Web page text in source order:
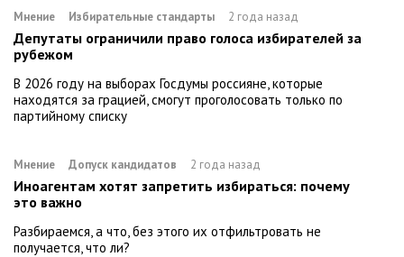
Мнение Избирательные стандарты 2 года назад
Депутаты ограничили право голоса избирателей за
рубежом
В 2026 году на выборах Госдумы россияне, которые
находятся за грацией, смогут проголосовать только по
партийному списку
Мнение Допуск кандидатов 2 года назад
Иноагентам хотят запретить избираться: почему
это важно
Разбираемся, а что, без этого их отфильтровать не
получается, что ли?